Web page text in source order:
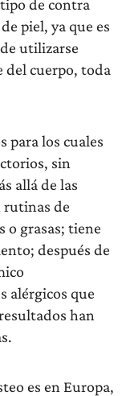
de contra
piel, ya que es
utilizarse
cuerpo, toda
para los cuales
sin
allá de las
rutinas de
o grasas; tiene
después de
alérgicos que
han
es en Europa,